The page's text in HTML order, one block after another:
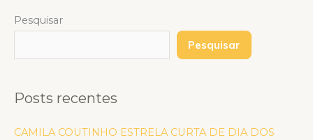
Pesquisar
Pesquisar
Posts recentes
CAMILA COUTINHO ESTRELA CURTA DE DIA DOS